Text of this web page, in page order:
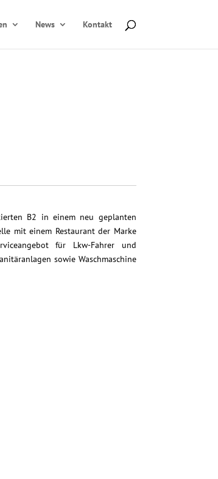
News Kontakt
B2 in einem neu geplanten
mit einem Restaurant der Marke
für Lkw-Fahrer und
sowie Waschmaschine